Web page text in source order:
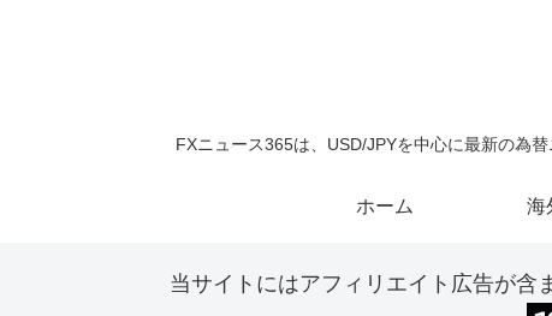
FXニュース365は、USD/JPYを中心に最新の為
ホーム 海
当サイトにはアフィリエイト広告が含